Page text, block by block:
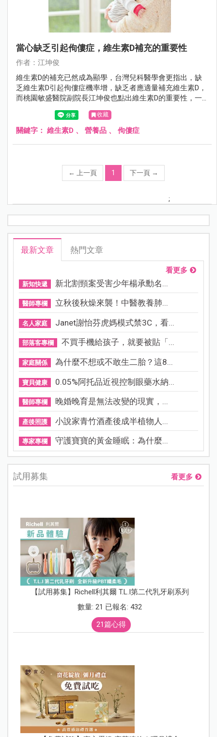
當心缺乏引起佝僂症，維生素D補充的重要性
作者：江坤俊
維生素D的補充已然成為顯學，台灣兒科醫學會更指出，缺
乏維生素D引起佝僂症機率增，缺乏者應適量補充維生素D，
而桃園敏盛醫院副院長江坤俊也點出維生素D的重要性，一
收藏
關鍵字： 維生素D 、 營養品 、 佝僂症
← 上一頁 1 下一頁 →
;
最新文章 熱門文章
看更多
新知快遞 新北割頸案受害少年楊承勳名...
醫師專欄 立秋後秋燥來襲！中醫教養肺...
名人家庭 Janet謝怡芬虎媽模式禁3C，看...
部落客專欄 不買手機給孩子，就要被貼「...
家庭關係 為什麼不想或不敢生二胎？這8...
寶貝健康 0.05%阿托品近視控制眼藥水納...
醫師專欄 晚婚晚育是無法改變的現實，...
產後照護 小說家青竹酒產後成半植物人...
專家專欄 守護寶寶的黃金睡眠：為什麼...
試用募集 看更多
【試用募集】Richell利其爾 T.L.I第二代乳牙刷系列
數量: 21 已報名: 432
21篇心得